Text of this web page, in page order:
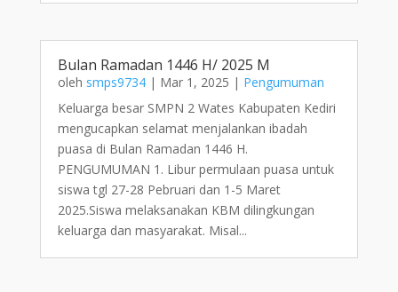
Bulan Ramadan 1446 H/ 2025 M
oleh smps9734| Mar 1, 2025 | Pengumuman
Keluarga besar SMPN 2 Wates Kabupaten Kediri
mengucapkan selamat menjalankan ibadah
puasa di Bulan Ramadan 1446 H.
PENGUMUMAN 1. Libur permulaan puasa untuk
siswa tgl 27-28 Pebruari dan 1-5 Maret
2025.Siswa melaksanakan KBM dilingkungan
keluarga dan masyarakat. Misal...